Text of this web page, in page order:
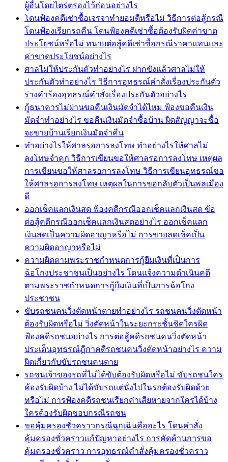
ผู้อื่นโดยไตร่ตรองไว้ก่อนอย่างไร
โดนฟ้องคดีเช่าซื้อเจรจาทำยอมดีหรือไม่ วิธีการต่อสู้กรณี
โดนฟ้องเรียกรถคืน โดนฟ้องคดีเช่าซื้อต้องรับผิดค่าขาด
ประโยชน์หรือไม่ ทนายต่อสู้คดีเช่าซื้อกรณีราคาแทนและ
ค่าขาดประโยชน์อย่างไร
ศาลไม่ให้ประกันตัวทำอย่างไร ฝากขังแล้วศาลไม่ให้
ประกันตัวทำอย่างไร วิธีการอุทธรณ์คำสั่งเรื่องประกันตัว
ร่างคำร้องอุทธรณ์คำสั่งเรื่องประกันตัวอย่างไร
กู้ธนาคารไม่ผ่านขอคืนเงินมัดจำได้ไหม ฟ้องขอคืนเงิน
มัดจำทำอย่างไร ขอคืนเงินมัดจำซื้อบ้าน ผิดสัญญาจะซื้อ
จะขายบ้านเรียกเงินมัดจำคืน
ทำอย่างไรให้ศาลรอการลงโทษ ทำอย่างไรให้ศาลไม่
ลงโทษจำคุก วิธีการเขียนขอให้ศาลรอการลงโทษ เหตุผล
การเขียนขอให้ศาลรอการลงโทษ วิธีการเขียนอุทธรณ์ขอ
ให้ศาลรอการลงโทษ เหตุผลในการขอกลับตัวเป็นพลเมือง
ดี
ออกเช็คแลกเงินสด ฟ้องคดีกรณีออกเช็คแลกเงินสด ข้อ
ต่อสู้คดีกรณีออกเช็คแลกเงินสดอย่างไร ออกเช็คแลก
เงินสดเป็นความผิดอาญาหรือไม่ การขายลดเช็คเป็น
ความผิดอาญาหรือไม่
ความผิดตามพระราชกำหนดการกู้ยืมเงินที่เป็นการ
ฉ้อโกงประชาชนเป็นอย่างไร โดนแจ้งความดำเนินคดี
ตามพระราชกำหนดการกู้ยืมเงินที่เป็นการฉ้อโกง
ประชาชน
ขับรถชนคนวิ่งตัดหน้าตายทำอย่างไร รถชนคนวิ่งตัดหน้า
ต้องรับผิดหรือไม่ วิ่งตัดหน้าในระยะกระชั้นชิดใครผิด
ฟ้องคดีรถชนอย่างไร การต่อสู้คดีรถชนคนวิ่งตัดหน้า
ประเด็นอุทธรณ์ฏีกาคดีรถชนคนวิ่งตัดหน้าอย่างไร ความ
ผิดเกี่ยวกับขับรถชนคนตาย
รถชนเจ้าของรถที่ไม่ได้ขับต้องรับผิดหรือไม่ ขับรถชนใคร
ค้องรับผิดบ้าง ไม่ได้ขับรถแต่นั่งไปในรถต้องรับผิดด้วย
หรือไม่ การฟ้องคดีรถชนเรียกค่าเสียหายจากใครได้บ้าง
ใครต้องรับผิดชอบกรณีรถชน
ขอคุ้มครองชั่วคราวกรณีฉุกเฉินคืออะไร โดนคำสั่ง
คุ้มครองชั่วคราวแก้ปัญหาอย่างไร การคัดค้านการขอ
คุ้มครองชั่วคราว การอุทธรณ์คำสั่งคุ้มครองชั่วคราว